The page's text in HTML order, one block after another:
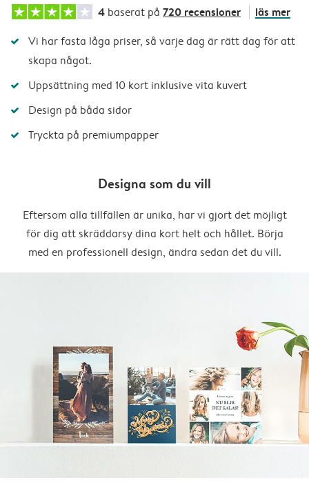
4 baserat på 720 recensioner läs mer
Vi har fasta låga priser, så varje dag är rätt dag för att
skapa något.
Uppsättning med 10 kort inklusive vita kuvert
Design på båda sidor
Tryckta på premiumpapper
Designa som du vill
Eftersom alla tillfällen är unika, har vi gjort det möjligt
för dig att skräddarsy dina kort helt och hållet. Börja
med en professionell design, ändra sedan det du vill.